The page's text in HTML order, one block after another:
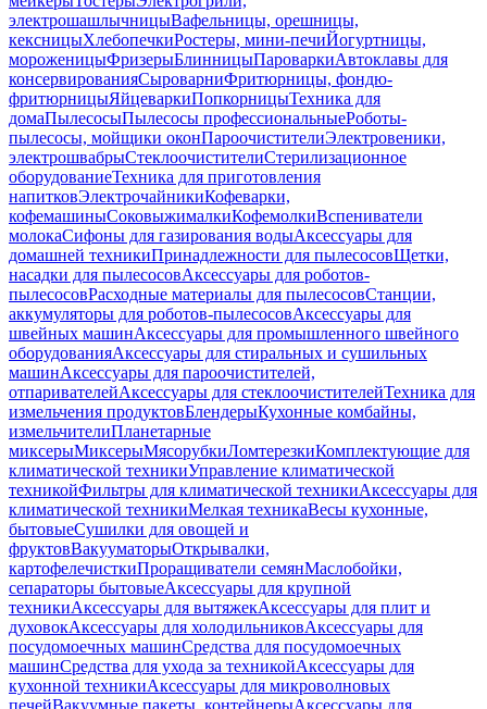
электрошашлычницыВафельницы, орешницы,
кексницыХлебопечкиРостеры, мини-печиЙогуртницы,
мороженицыФризерыБлинницыПароваркиАвтоклавы для
консервированияСыроварниФритюрницы, фондю-
фритюрницыЯйцеваркиПопкорницыТехника для
домаПылесосыПылесосы профессиональныеРоботы-
пылесосы, мойщики оконПароочистителиЭлектровеники,
электрошвабрыСтеклоочистителиСтерилизационное
оборудованиеТехника для приготовления
напитковЭлектрочайникиКофеварки,
кофемашиныСоковыжималкиКофемолкиВспениватели
молокаСифоны для газирования водыАксессуары для
домашней техникиПринадлежности для пылесосовЩетки,
насадки для пылесосовАксессуары для роботов-
пылесосовРасходные материалы для пылесосовСтанции,
аккумуляторы для роботов-пылесосовАксессуары для
швейных машинАксессуары для промышленного швейного
оборудованияАксессуары для стиральных и сушильных
машинАксессуары для пароочистителей,
отпаривателейАксессуары для стеклоочистителейТехника для
измельчения продуктовБлендерыКухонные комбайны,
измельчителиПланетарные
миксерыМиксерыМясорубкиЛомтерезкиКомплектующие для
климатической техникиУправление климатической
техникойФильтры для климатической техникиАксессуары для
климатической техникиМелкая техникаВесы кухонные,
бытовыеСушилки для овощей и
фруктовВакууматорыОткрывалки,
картофелечисткиПроращиватели семянМаслобойки,
сепараторы бытовыеАксессуары для крупной
техникиАксессуары для вытяжекАксессуары для плит и
духовокАксессуары для холодильниковАксессуары для
посудомоечных машинСредства для посудомоечных
машинСредства для ухода за техникойАксессуары для
кухонной техникиАксессуары для микроволновых
печейВакуумные пакеты, контейнерыАксессуары для